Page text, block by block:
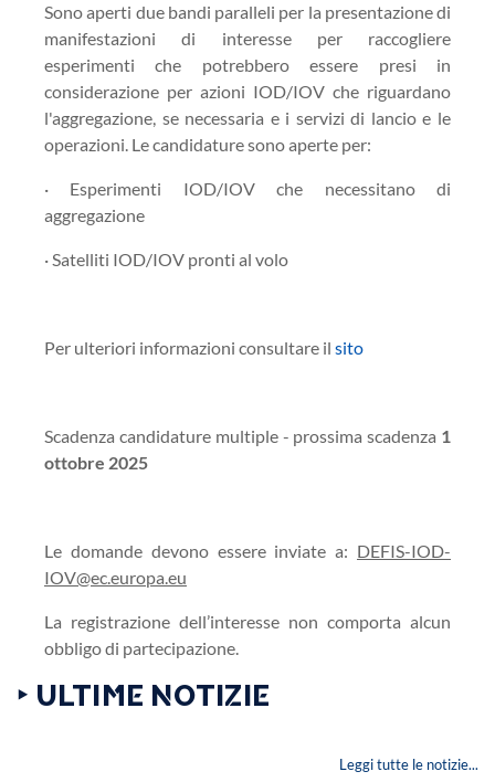
Sono aperti due bandi paralleli per la presentazione di
manifestazioni di interesse per raccogliere
esperimenti che potrebbero essere presi in
considerazione per azioni IOD/IOV che riguardano
l'aggregazione, se necessaria e i servizi di lancio e le
operazioni. Le candidature sono aperte per:
· Esperimenti IOD/IOV che necessitano di
aggregazione
· Satelliti IOD/IOV pronti al volo
Per ulteriori informazioni consultare il sito
Scadenza candidature multiple - prossima scadenza 1
ottobre 2025
Le domande devono essere inviate a: DEFIS-IOD-
IOV@ec.europa.eu
La registrazione dell’interesse non comporta alcun
obbligo di partecipazione.
‣ ULTIME NOTIZIE
Leggi tutte le notizie...